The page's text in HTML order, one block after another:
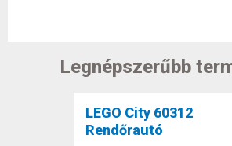
Legnépszerűbb
LEGO City 60312
Rendőrautó